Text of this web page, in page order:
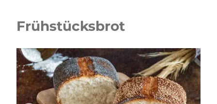
Frühstücksbrot